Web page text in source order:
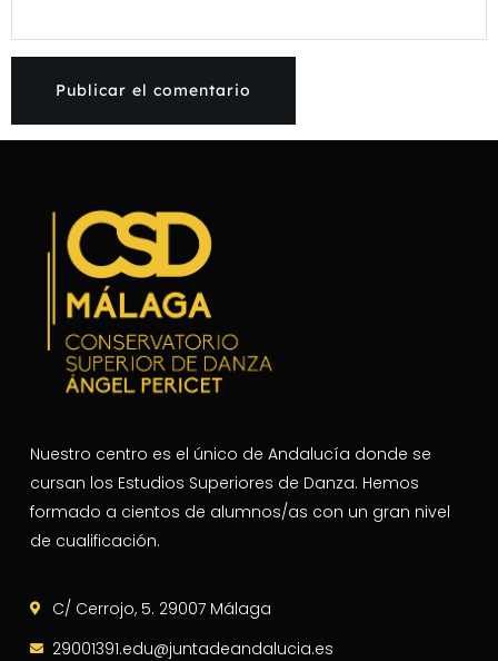
Nuestro centro es el único de Andalucía donde se
cursan los Estudios Superiores de Danza. Hemos
formado a cientos de alumnos/as con un gran nivel
de cualificación.
C/ Cerrojo, 5. 29007 Málaga
29001391.edu@juntadeandalucia.es